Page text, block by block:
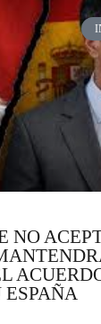
NO
ESPAÑA